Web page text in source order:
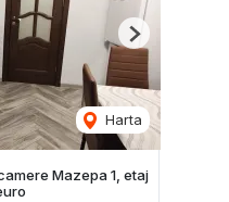
Harta
Next
Mazepa 1, etaj